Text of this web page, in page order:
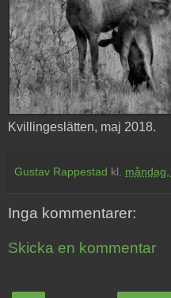
Kvillingeslätten, maj 2018.
Gustav Rappestad kl.
Inga kommentarer:
Skicka en kommentar